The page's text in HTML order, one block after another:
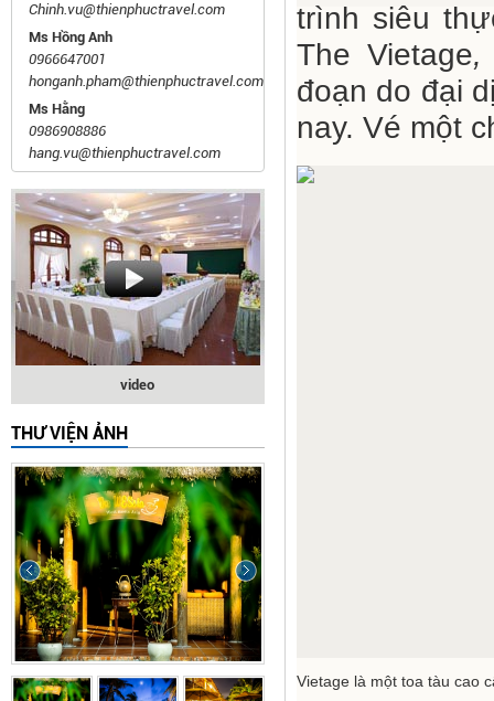
Chinh.vu@thienphuctravel.com
Ms Hồng Anh
0966647001
honganh.pham@thienphuctravel.com
Ms Hằng
0986908886
hang.vu@thienphuctravel.com
video
THƯ VIỆN ẢNH
trình siêu
The Vietage,
đoạn do đại
nay. Vé một
Vietage là một toa tàu cao